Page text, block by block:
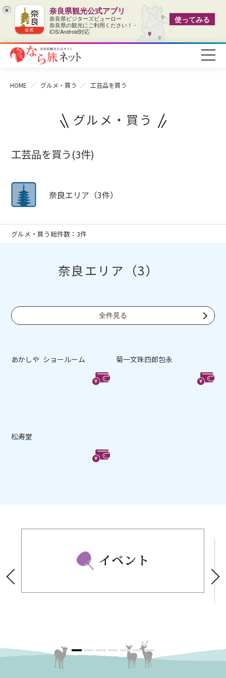
× 奈良県観光公式アプリ
奈良県ビジターズビューロー
奈良県の観光にご利用ください！ -
iOS/Android対応
使ってみる
HOME グルメ・買う 工芸品を買う
グルメ・買う
工芸品を買う(3件)
奈良エリア（3件）
グルメ・買う総件数：3件
奈良エリア（3）
全件見る
あかしや ショールーム 菊一文珠四郎包永
松寿堂